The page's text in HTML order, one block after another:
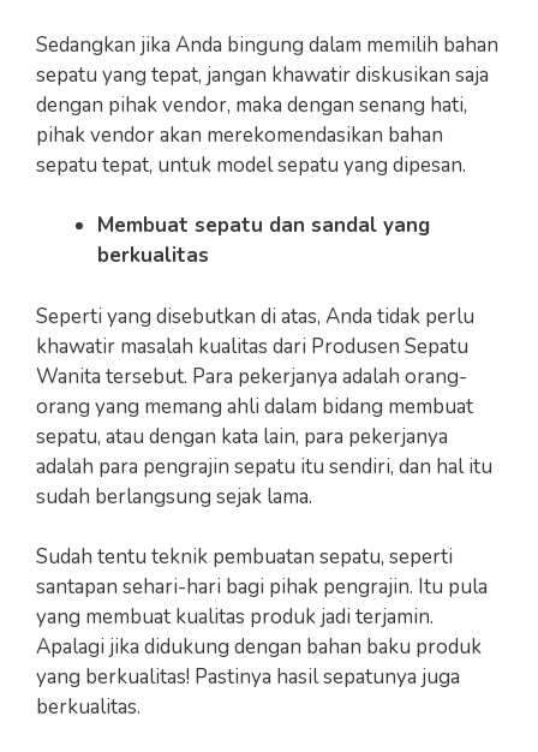
Sedangkan jika Anda bingung dalam memilih bahan
sepatu yang tepat, jangan khawatir diskusikan saja
dengan pihak vendor, maka dengan senang hati,
pihak vendor akan merekomendasikan bahan
sepatu tepat, untuk model sepatu yang dipesan.
Membuat sepatu dan sandal yang
berkualitas
Seperti yang disebutkan di atas, Anda tidak perlu
khawatir masalah kualitas dari Produsen Sepatu
Wanita tersebut. Para pekerjanya adalah orang-
orang yang memang ahli dalam bidang membuat
sepatu, atau dengan kata lain, para pekerjanya
adalah para pengrajin sepatu itu sendiri, dan hal itu
sudah berlangsung sejak lama.
Sudah tentu teknik pembuatan sepatu, seperti
santapan sehari-hari bagi pihak pengrajin. Itu pula
yang membuat kualitas produk jadi terjamin.
Apalagi jika didukung dengan bahan baku produk
yang berkualitas! Pastinya hasil sepatunya juga
berkualitas.